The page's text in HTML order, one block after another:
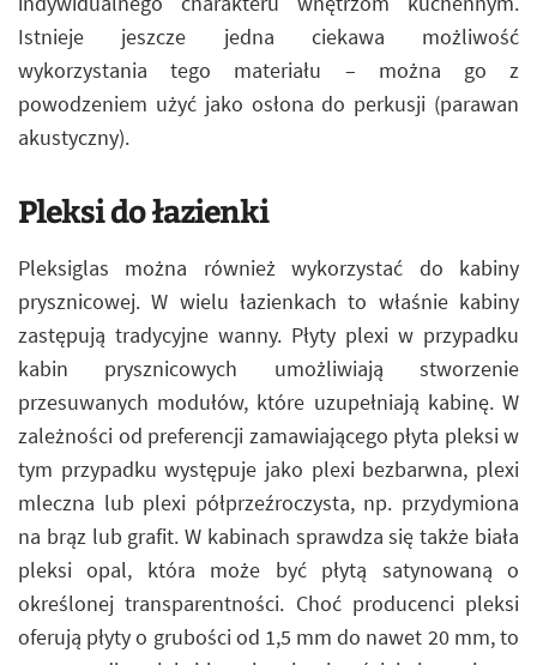
Istnieje jeszcze jedna ciekawa możliwość
wykorzystania tego materiału – można go z
powodzeniem użyć jako osłona do perkusji (parawan
akustyczny).
Pleksi do łazienki
Pleksiglas można również wykorzystać do kabiny
prysznicowej. W wielu łazienkach to właśnie kabiny
zastępują tradycyjne wanny. Płyty plexi w przypadku
kabin prysznicowych umożliwiają stworzenie
przesuwanych modułów, które uzupełniają kabinę. W
zależności od preferencji zamawiającego płyta pleksi w
tym przypadku występuje jako plexi bezbarwna, plexi
mleczna lub plexi półprzeźroczysta, np. przydymiona
na brąz lub grafit. W kabinach sprawdza się także biała
pleksi opal, która może być płytą satynowaną o
określonej transparentności. Choć producenci pleksi
oferują płyty o grubości od 1,5 mm do nawet 20 mm, to